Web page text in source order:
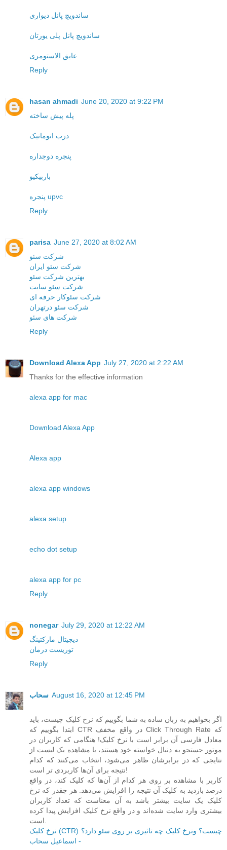
ساندویچ پانل دیواری
ساندویچ پانل پلی یورتان
عایق الاستومری
Reply
hasan ahmadi June 20, 2020 at 9:22 PM
پله پیش ساخته
درب اتوماتیک
پنجره دوجداره
باربیکیو
پنجره upvc
Reply
parisa June 27, 2020 at 8:02 AM
شرکت سئو
شرکت سئو ایران
بهترین شرکت سئو
شرکت سئو سایت
شرکت سئوکار حرفه ای
شرکت سئو درتهران
شرکت های سئو
Reply
Download Alexa App July 27, 2020 at 2:22 AM
Thanks for the effective information
alexa app for mac
Download Alexa App
Alexa app
alexa app windows
alexa setup
echo dot setup
alexa app for pc
Reply
nonegar July 29, 2020 at 12:22 AM
دیجیتال مارکتینگ
توریست درمان
Reply
سحاب August 16, 2020 at 12:45 PM
اگر بخواهیم به زبان ساده به شما بگوییم که نرخ کلیک چیست، باید
ابتدا بگوییم که CTR در واقع مخفف Click Through Rate که
معادل فارسی آن برابر است با نرخ کلیک! هنگامی که کاربران در
موتور جستجو به دنبال خواسته خود هستند، با مشاهده یک لیست از
نتایجی که در برابرشان ظاهر می‌شود، انتخاب می‌کنند که کدام
نتیجه برای آن‌ها کاربردی تر است!
کاربر با مشاهده بر روی هر کدام از آن‌ها که کلیک کند، در واقع
درصد بازدید به کلیک آن نتیجه را افزایش می‌دهد. هر چقدر که نرخ
کلیک یک سایت بیشتر باشد به آن معناست که تعداد کاربران
بیشتری وارد سایت شده‌اند و در واقع نرخ کلیک افزایش پیدا کرده
نرخ کلیک (CTR) چیست؟ ونرخ کلیک چه تاثیری بر روی سئو دارد؟
- اسماعیل سحاب